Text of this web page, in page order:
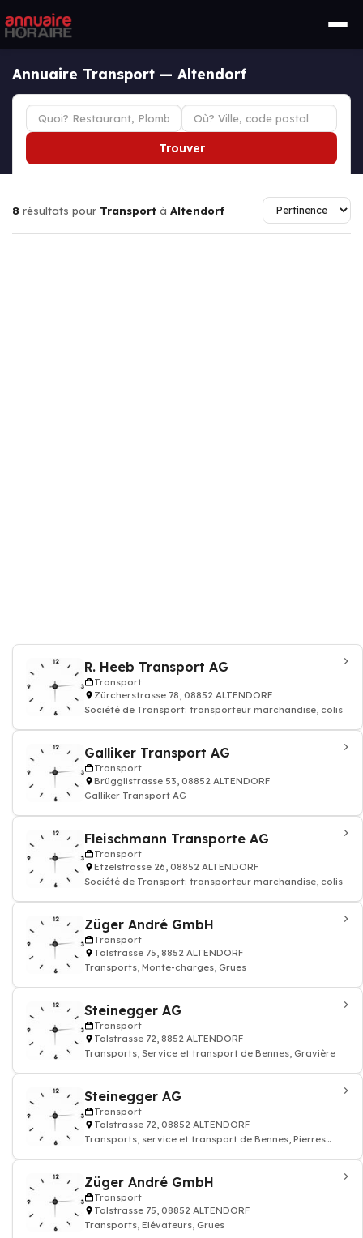
Annuaire Transport — Altendorf
Trouver
8 résultats pour Transport à Altendorf
R. Heeb Transport AG
Transport
Zürcherstrasse 78, 08852 ALTENDORF
Société de Transport: transporteur marchandise, colis
Galliker Transport AG
Transport
Brügglistrasse 53, 08852 ALTENDORF
Galliker Transport AG
Fleischmann Transporte AG
Transport
Etzelstrasse 26, 08852 ALTENDORF
Société de Transport: transporteur marchandise, colis
Züger André GmbH
Transport
Talstrasse 75, 8852 ALTENDORF
Transports, Monte-charges, Grues
Steinegger AG
Transport
Talstrasse 72, 8852 ALTENDORF
Transports, Service et transport de Bennes, Gravière
Steinegger AG
Transport
Talstrasse 72, 08852 ALTENDORF
Transports, service et transport de Bennes, Pierres
Züger André GmbH
Transport
Talstrasse 75, 08852 ALTENDORF
Transports, Elévateurs, Grues